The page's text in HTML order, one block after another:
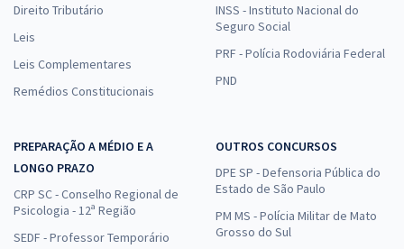
Direito Tributário
Leis
Leis Complementares
Remédios Constitucionais
INSS - Instituto Nacional do
Seguro Social
PRF - Polícia Rodoviária Federal
PND
PREPARAÇÃO A MÉDIO E A
LONGO PRAZO
CRP SC - Conselho Regional de
Psicologia - 12ª Região
SEDF - Professor Temporário
OUTROS CONCURSOS
DPE SP - Defensoria Pública do
Estado de São Paulo
PM MS - Polícia Militar de Mato
Grosso do Sul